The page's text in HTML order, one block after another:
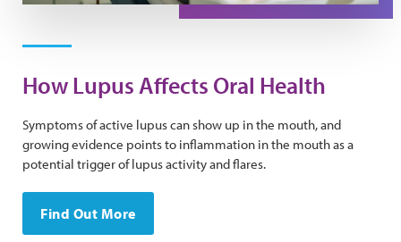
How Lupus Affects Oral Health
Symptoms of active lupus can show up in the mouth, and
growing evidence points to inflammation in the mouth as a
potential trigger of lupus activity and flares.
Find Out More